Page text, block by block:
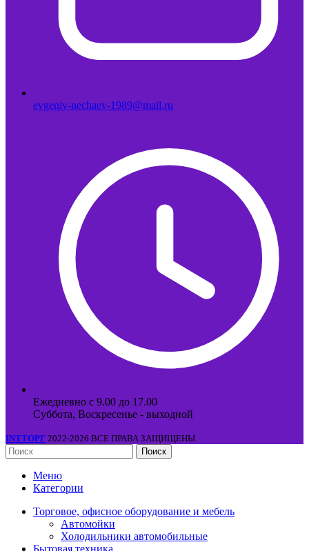
evgeniy-nechaev-1989@mail.ru
Ежедневно с 9.00 до 17.00
Суббота, Воскресенье - выходной
INTТОРГ 2022-2026 ВСЕ ПРАВА ЗАЩИЩЕНЫ.
Поиск
Меню
Категории
Торговое, офисное оборудование и мебель
Автомойки
Холодильники автомобильные
Бытовая техника